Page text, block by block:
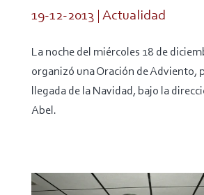
19-12-2013| Actualidad
La noche del miércoles 18 de
organizó una Oración de Adviento,
llegada de la Navidad, bajo la
Abel.